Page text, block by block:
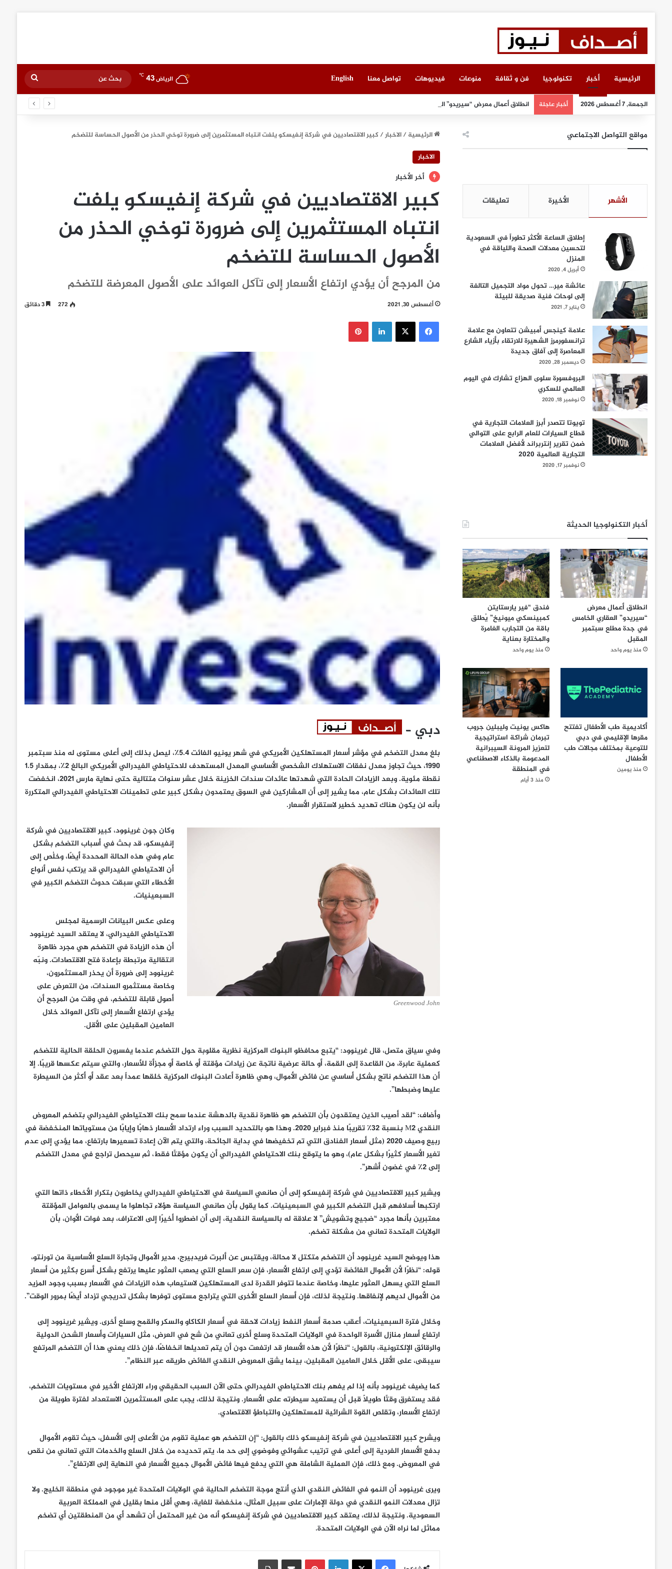
الرئيسية أخبار تكنولوجيا فن و ثقافة منوعات فيديوهات تواصل معنا English الرياض43
℃
بحث
عن
الجمعة, 7 أغسطس 2026 أخبار عاجلة انطلاق أعمال معرض “سيريدو” العقاري الخامس في جدة مطلع سبتمبر المقبل
الرئيسية/الاخبار/كبير الاقتصاديين في شركة إنفيسكو يلفت انتباه المستثمرين إلى ضرورة توخي الحذر من الأصول الحساسة للتضخم
الاخبار
أخر الأخبار
كبير الاقتصاديين في شركة إنفيسكو يلفت
انتباه المستثمرين إلى ضرورة توخي الحذر من
الأصول الحساسة للتضخم
من المرجح أن يؤدي ارتفاع الأسعار إلى تآكل العوائد على الأصول المعرضة للتضخم
أغسطس 30, 2021 272 3 دقائق
فيسبوك ‫X لينكدإن
دبي –
بلغ معدل التضخم في مؤشر أسعار المستهلكين الأمريكي في شهر يونيو الفائت 5.4٪، ليصل بذلك إلى أعلى مستوى له منذ سبتمبر
1990، حيث تجاوز معدل نفقات الاستهلاك الشخصي الأساسي المعدل المستهدف للاحتياطي الفيدرالي الأمريكي البالغ 2٪، بمقدار 1.5
نقطة مئوية. وبعد الزيادات الحادة التي شهدتها عائدات سندات الخزينة خلال عشر سنوات متتالية حتى نهاية مارس 2021، انخفضت
تلك العائدات بشكل عام، مما يشير إلى أن المشاركين في السوق يعتمدون بشكل كبير على تطمينات الاحتياطي الفيدرالي المتكررة
بأنه لن يكون هناك تهديد خطير لاستقرار الأسعار.
Greenwood John
وكانجون غرينوود، كبير الاقتصاديين في شركة
إنفيسكو، قد بحث في أسباب التضخم بشكل
عام وفي هذه الحالة المحددة أيضًا، وخلُص إلى
أن الاحتياطي الفيدرالي قد يرتكب نفس أنواع
الأخطاء التي سبقت حدوث التضخم الكبير في
السبعينيات.
وعلى عكس البيانات الرسمية لمجلس
الاحتياطي الفيدرالي، لا يعتقد السيدغرينوود
أن هذه الزيادة في التضخم هي مجرد ظاهرة
انتقالية مرتبطة بإعادة فتح الاقتصادات. ونبّه
غرينوود إلى ضرورة أن يحذر المستثمرون،
وخاصة مستثمرو السندات، من التعرض على
أصول قابلة للتضخم، في وقت من المرجح أن
يؤدي ارتفاع الأسعار إلى تآكل العوائد خلال
العامين المقبلين على الأقل.
وفي سياق متصل، قالغرينوود: “يتبع محافظو البنوك المركزية نظرية مقلوبة حول التضخم عندما يفسرون الحلقة الحالية للتضخم
كعملية عابرة، من القاعدة إلى القمة، أو حالة عرضية ناتجة عن زيادات مؤقتة أو خاصة أو مجزأة للأسعار، والتي سيتم عكسها قريبًا. إلا
أن هذا التضخم ناتج بشكل أساسي عن فائض الأموال، وهي ظاهرة أعادت البنوك المركزية خلقها عمداً بعد عقد أو أكثر من السيطرة
عليها وضبطها”.
وأضاف: “لقد أصيب الذين يعتقدون بأن التضخم هو ظاهرة نقدية بالدهشة عندما سمح بنك الاحتياطي الفيدرالي بتضخم المعروض
النقدي M2 بنسبة 32٪ تقريبًا منذ فبراير 2020. وهذا هو بالتحديد السبب وراء ارتداد الأسعار ذهابًا وإيابًا من مستوياتها المنخفضة في
ربيع وصيف 2020 (مثل أسعار الفنادق التي تم تخفيضها في بداية الجائحة، والتي يتم الآن إعادة تسعيرها بارتفاع، مما يؤدي إلى عدم
تغير الأسعار كثيرًا بشكل عام)، وهو ما يتوقع بنك الاحتياطي الفيدرالي أن يكون مؤقتًا فقط، ثم سيحصل تراجع في معدل التضخم
إلى 2٪ في غضون أشهر”.
ويشير كبير الاقتصاديين في شركة إنفيسكو إلى أن صانعي السياسة في الاحتياطي الفيدرالي يخاطرون بتكرار الأخطاء ذاتها التي
ارتكبها أسلافهم قبل التضخم الكبير في السبعينيات. كما يقول بأن صانعي السياسة هؤلاء تجاهلوا ما يسمى بالعوامل المؤقتة
معتبرين بأنها مجرد “ضجيج وتشويش” لا علاقة له بالسياسة النقدية، إلى أن اضطروا أخيرًا إلى الاعتراف، بعد فوات الأوان، بأن
الولايات المتحدة تعاني من مشكلة تضخم.
هذا ويوضح السيد غرينوود أن التضخم متكتل لا محالة، ويقتبس عن ألبرت فريدبيرج، مدير الأموال وتجارة السلع الأساسية من تورنتو،
قوله: “نظرًا لأن الأموال الفائضة تؤدي إلى ارتفاع الأسعار، فإن سعر السلع التي يصعب العثور عليها يرتفع بشكل أسرع بكثير من أسعار
السلع التي يسهل العثور عليها، وخاصة عندما تتوفر القدرة لدى المستهلكين لاستيعاب هذه الزيادات في الأسعار بسبب وجود المزيد
من الأموال لديهم لإنفاقها. ونتيجة لذلك، فإن أسعار السلع الأخرى التي يتراجع مستوى توفرها بشكل تدريجي تزداد أيضًا بمرور الوقت”.
وخلال فترة السبعينيات، أعقب صدمة أسعار النفط زيادات لاحقة في أسعار الكاكاو والسكر والقمح وسلع أخرى. ويشير غرينوود إلى
ارتفاع أسعار منازل الأسرة الواحدة في الولايات المتحدة وسلع أخرى تعاني من شح في العرض، مثل السيارات وأسعار الشحن الدولية
والرقائق الإلكترونية، بالقول: “نظرًا لأن هذه الأسعار قد ارتفعت دون أن يتم تعديلها انخفاضًا، فإن ذلك يعني هذا أن التضخم المرتفع
سيبقى، على الأقل خلال العامين المقبلين، بينما يشق المعروض النقدي الفائض طريقه عبر النظام”.
كما يضيف غرينوود بأنه إذا لم يفهم بنك الاحتياطي الفيدرالي حتى الآن السبب الحقيقي وراء الارتفاع الأخير في مستويات التضخم،
فقد يستغرق وقتًا طويلاً قبل أن يستعيد سيطرته على الأسعار. ونتيجة لذلك، يجب على المستثمرين الاستعداد لفترة طويلة من
ارتفاع الأسعار، وتقلص القوة الشرائية للمستهلكين والتباطؤ الاقتصادي.
ويشرح كبير الاقتصاديين في شركة إنفيسكو ذلك بالقول: “إن التضخم هو عملية تقوم من الأعلى إلى الأسفل، حيث تقوم الأموال
بدفع الأسعار الفردية إلى أعلى في ترتيب عشوائي وفوضوي إلى حد ما، يتم تحديده من خلال السلع والخدمات التي تعاني من نقص
في المعروض. ومع ذلك، فإن العملية الشاملة هي التي يدفع فيها فائض الأموال جميع الأسعار في النهاية إلى الارتفاع”.
ويرى غرينوود أن النمو في الفائض النقدي الذي أنتج موجة التضخم الحالية في الولايات المتحدة غير موجود في منطقة الخليج. ولا
تزال معدلات النمو النقدي في دولة الإمارات على سبيل المثال، منخفضة للغاية، وهي أقل منها بقليل في المملكة العربية
السعودية. ونتيجة لذلك، يعتقد كبير الاقتصاديين في شركة إنفيسكو أنه من غير المحتمل أن تشهد أي من المنطقتين أي تضخم
مماثل لما نراه الآن في الولايات المتحدة.
فيسبوك ‫X لينكدإن بينتيريست مشاركة عبر البريد
مواقع التواصل الاجتماعي
الأشهر الأخيرة تعليقات
إطلاق الساعة الأكثر تطوراً في السعودية
لتحسين معدلات الصحة واللياقة في
المنزل
أبريل 4, 2020
عائشة مير… تحول مواد التجميل التالفة
إلى لوحات فنية صديقة للبيئة
يناير 7, 2021
علامة كينجس أمبيشن تتعاون مع علامة
ترانسفورمرز الشهيرة للارتقاء بأزياء الشارع
المعاصرة إلى آفاق جديدة
ديسمبر 28, 2020
البروفسورة سلوى الهزاع تشارك في اليوم
العالمي للسكري
نوفمبر 18, 2020
تويوتا تتصدر أبرز العلامات التجارية في
قطاع السيارات للعام الرابع على التوالي
ضمن تقرير إنتربراند لأفضل العلامات
التجارية العالمية 2020
نوفمبر 17, 2020
أخبار التكنولوجيا الحديثة
انطلاق أعمال معرض
“سيريدو” العقاري الخامس
في جدة مطلع سبتمبر
المقبل
منذ يوم واحد
فندق “فير يارستايتن
كمبينسكي ميونيخ” يُطلق
باقة من التجارب الغامرة
والمختارة بعناية
منذ يوم واحد
أكاديمية طب الأطفال تفتتح
مقرها الإقليمي في دبي
للتوعية بمختلف مجالات طب
الأطفال
منذ يومين
هاكس يونيت وليبلين جروب
تبرمان شراكة استراتيجية
لتعزيز المرونة السيبرانية
المدعومة بالذكاء الاصطناعي
في المنطقة
منذ 3 أيام